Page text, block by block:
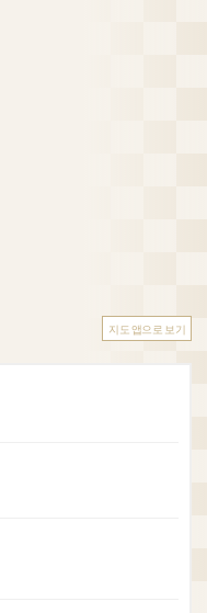
지도 앱으로 보기